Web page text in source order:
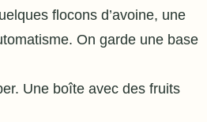
flocons d’avoine, une
On garde une base
Une boîte avec des fruits